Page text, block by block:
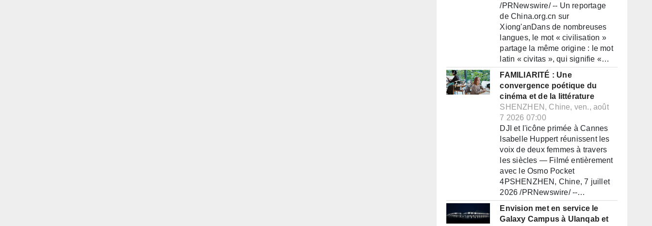
/PRNewswire/ -- Un reportage
de China.org.cn sur
Xiong'anDans de nombreuses
langues, le mot « civilisation »
partage la même origine : le mot
latin « civitas », qui signifie «…
FAMILIARITÉ : Une
convergence poétique du
cinéma et de la littérature
SHENZHEN, Chine, ven., août
7 2026 07:00
DJI et l'icône primée à Cannes
Isabelle Huppert réunissent les
voix de deux femmes à travers
les siècles — Filmé entièrement
avec le Osmo Pocket
4PSHENZHEN, Chine, 7 juillet
2026 /PRNewswire/ --…
Envision met en service le
Galaxy Campus à Ulanqab et